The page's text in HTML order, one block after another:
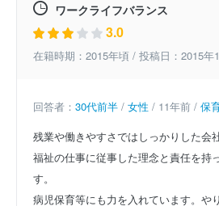
ワークライフバランス
3.0
在籍時期：2015年頃 / 投稿日：2015年
回答者： 30代前半 / 女性 / 11年前 / 保
残業や働きやすさではしっかりした会
福祉の仕事に従事した理念と責任を持
す。
病児保育等にも力を入れています。や